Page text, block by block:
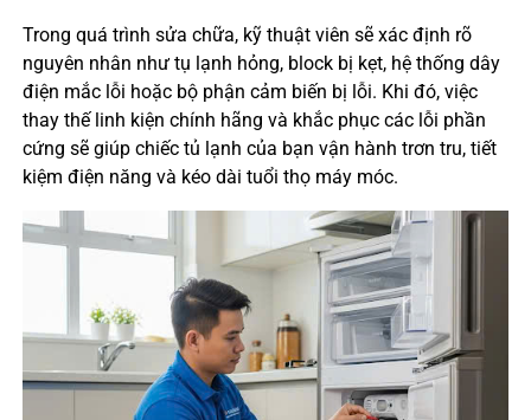
Trong quá trình sửa chữa, kỹ thuật viên sẽ xác định rõ
nguyên nhân như tụ lạnh hỏng, block bị kẹt, hệ thống dây
điện mắc lỗi hoặc bộ phận cảm biến bị lỗi. Khi đó, việc
thay thế linh kiện chính hãng và khắc phục các lỗi phần
cứng sẽ giúp chiếc tủ lạnh của bạn vận hành trơn tru, tiết
kiệm điện năng và kéo dài tuổi thọ máy móc.